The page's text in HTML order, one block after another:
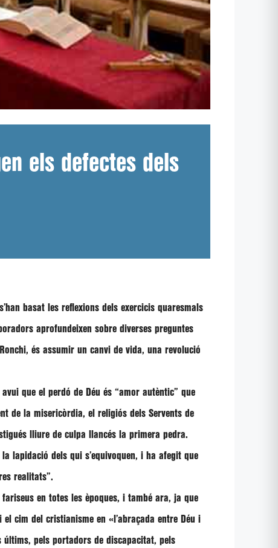
els defectes dels
basat les reflexions dels exercicis quaresmals
aprofundeixen sobre diverses preguntes
és assumir un canvi de vida, una revolució
que el perdó de Déu és “amor autèntic” que
de la misericòrdia, el religiós dels Servents de
lliure de culpa llancés la primera pedra.
lapidació dels qui s’equivoquen, i ha afegit que
realitats”.
en totes les èpoques, i també ara, ja que
el cim del cristianisme en «l’abraçada entre Déu i
últims, pels portadors de discapacitat, pels